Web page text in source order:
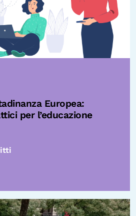
Europea:
per l’educazione